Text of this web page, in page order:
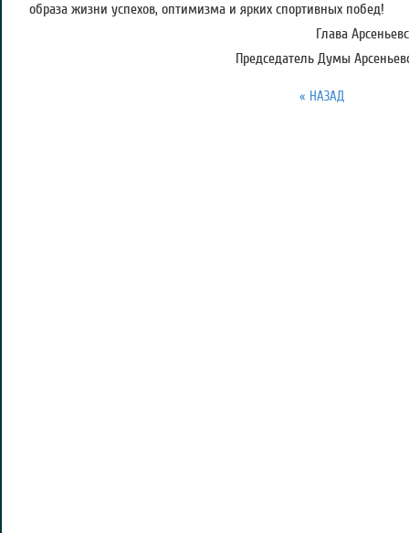
образа жизни успехов, оптимизма и ярких спортивных побед!
Глава
Председатель Думы
« НАЗАД